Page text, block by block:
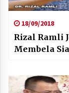
18/09/2018
Rizal Ramli
Membela